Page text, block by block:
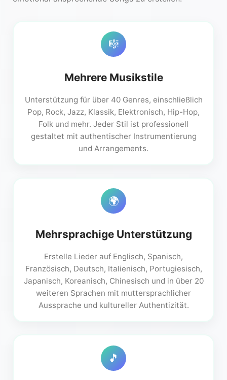
🎼
Mehrere Musikstile
Unterstützung für über 40 Genres, einschließlich
Pop, Rock, Jazz, Klassik, Elektronisch, Hip-Hop,
Folk und mehr. Jeder Stil ist professionell
gestaltet mit authentischer Instrumentierung
und Arrangements.
🌍
Mehrsprachige Unterstützung
Erstelle Lieder auf Englisch, Spanisch,
Französisch, Deutsch, Italienisch, Portugiesisch,
Japanisch, Koreanisch, Chinesisch und in über 20
weiteren Sprachen mit muttersprachlicher
Aussprache und kultureller Authentizität.
🎵